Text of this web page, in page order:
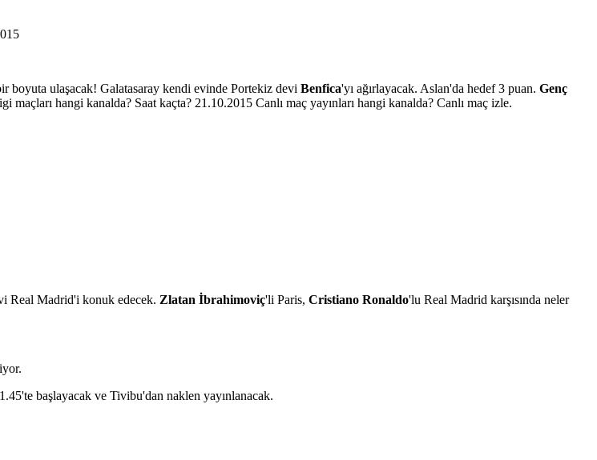
boyuta ulaşacak! Galatasaray kendi evinde Portekiz devi Benfica'yı ağırlayacak. Aslan'da hedef 3 puan. Genç
maçları hangi kanalda? Saat kaçta? 21.10.2015 Canlı maç yayınları hangi kanalda? Canlı maç izle.
Real Madrid'i konuk edecek. Zlatan İbrahimoviç'li Paris, Cristiano Ronaldo'lu Real Madrid karşısında neler
başlayacak ve Tivibu'dan naklen yayınlanacak.